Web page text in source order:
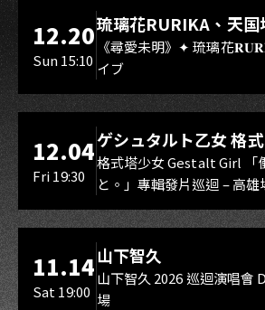
LIVE WAREHOUSE 小庫
12.20
Sun 15:10
琉璃花RURIKA、天国
Rebirth、DUALIA、
スマイル（O.A.）
《尋愛未明》✦ 琉璃花
イブ
LIVE WAREHOUSE 小庫
12.04
Fri 19:30
ゲシュタルト乙女 格
Gestalt Girl
格式塔少女 Gestalt Girl 「
と。」專輯發片巡迴 – 高雄
11.14
Sat 19:00
山下智久
山下智久 2026 巡迴演唱會
場